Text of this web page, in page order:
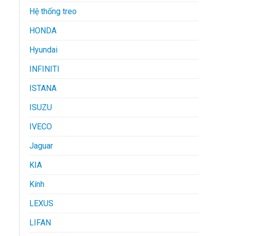
Hệ thống treo
HONDA
Hyundai
INFINITI
ISTANA
ISUZU
IVECO
Jaguar
KIA
Kính
LEXUS
LIFAN